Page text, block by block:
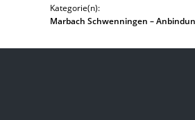
Kategorie(n):
Marbach Schwenningen –